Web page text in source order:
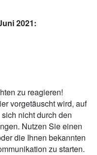
2021:
zu reagieren!
vorgetäuscht wird, auf
nicht durch den
Nutzen Sie einen
die Ihnen bekannten
zu starten.